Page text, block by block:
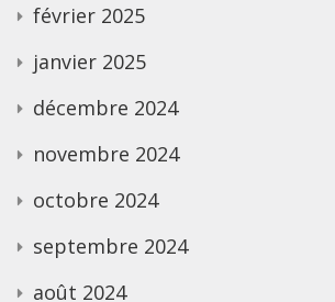
février 2025
janvier 2025
décembre 2024
novembre 2024
octobre 2024
septembre 2024
août 2024